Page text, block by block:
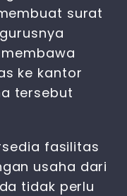
surat
ke kantor
tersebut
fasilitas
usaha dari
tidak perlu